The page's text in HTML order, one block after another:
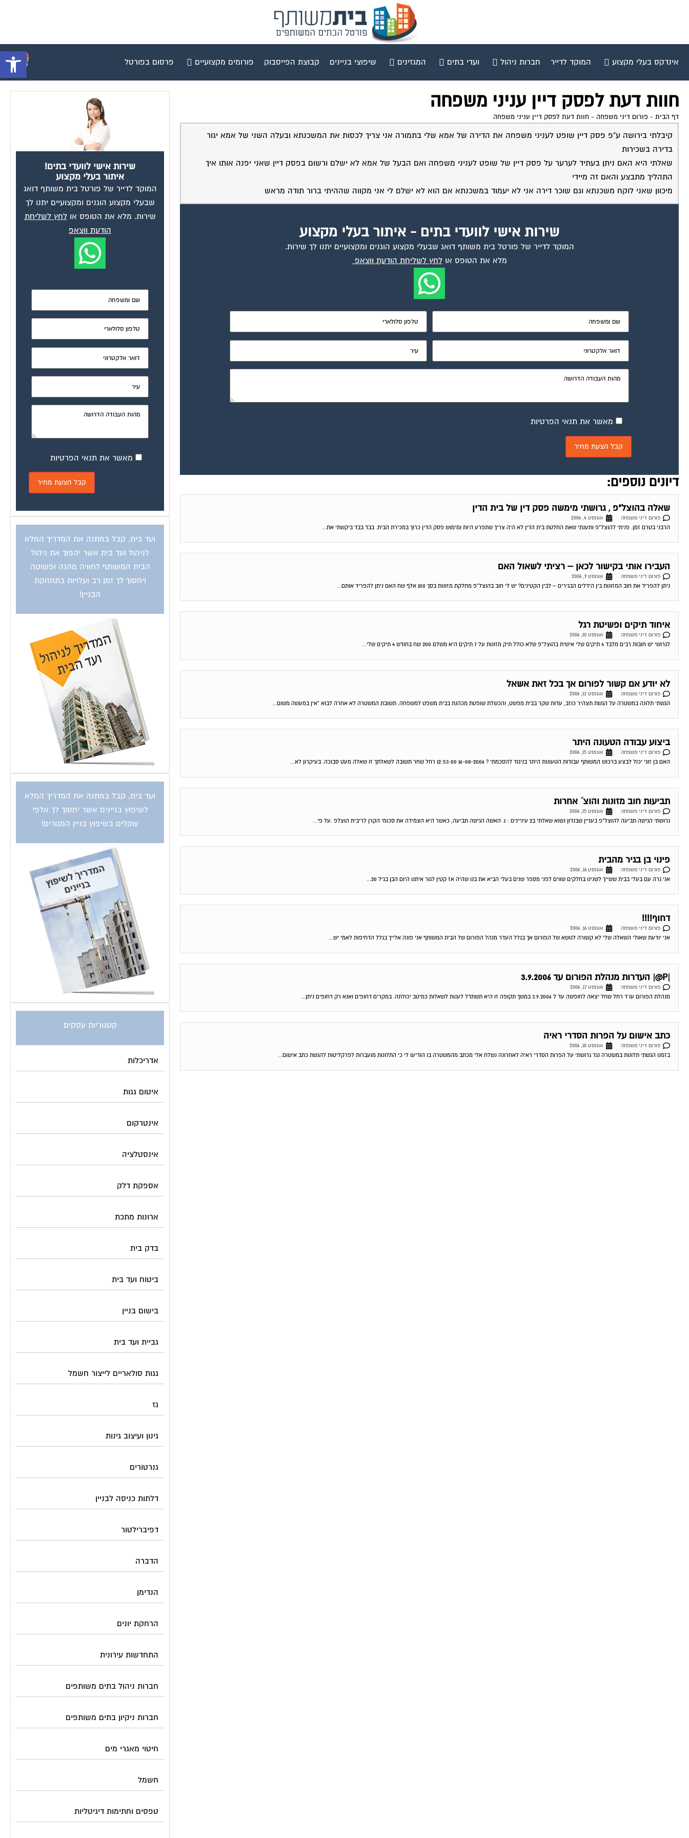
פתח אינדקס בעלי מקצוע המוקד לדייר חברות ניהול ועדי בתים המגזינים שיפוצי בניינים קבוצת הפייסבוק פורומים מקצועיים פרסום בפורטל
חוות דעת לפסק דיין עניני משפחה
דף הבית - פורום דיני משפחה - חוות דעת לפסק דיין עניני משפחה
קיבלתי בירושה ע"פ פסק דיין שופט לעניני משפחה את הדירה של אמא שלי בתמורה אני צריך לכסות את המשכנתא ובעלה השני של אמא יגור
בדירה בשכירות
שאלתי היא האם ניתן בעתיד לערער על פסק דיין של שופט לעניני משפחה ואם הבעל של אמא לא ישלם ורשום בפסק דיין שאני יפנה אותו איך
התהליך מתבצע והאם זה מיידי
מיכוון שאני לוקח משכנתא וגם שוכר דירה אני לא יעמוד במשכנתא אם הוא לא ישלם לי אני מקווה שההיתי ברור תודה מראש
שירות אישי לוועדי בתים - איתור בעלי מקצוע
המוקד לדייר של פורטל בית משותף דואג שבעלי מקצוע הוגנים ומקצועיים יתנו לך שירות.
מלא את הטופס אולחץ לשליחת הודעת ווצאפ
מאשר את תנאי הפרטיות
דיונים נוספים:
שאלה בהוצל"פ , גרושתי מימשה פסק דין של בית הדין
פורום דיני משפחה
אוגוסט 4, 2006
הרבני בטרם זמן. פניתי להוצל"פ ותענתי שאת החלטת בית הדין לא היה צריך שתפרע היות ומימוש פסק הדין כרוך במכירת הבית. בבד בבד ביקשתי את...
העבירו אותי בקישור לכאן – רציתי לשאול האם
פורום דיני משפחה
אוגוסט 9, 2006
ניתן להפריד את חוב המזונות בין הידלים הבגירים – לבין הקטינים? יש לי חוב בהוצל"פ מחלקת מזונות בסך 100 אלף שח האם ניתן להפריד אותם...
איחוד תיקים ופשיטת רגל
פורום דיני משפחה
אוגוסט 10, 2006
לגרושי יש חובות רבים מלבד 4 תיקים שלי אישית בהוצל"פ שלא כולל תיק מזונות על 7 תיקים היא משלם 200 שח בחודש 4 תיקים שלי...
לא יודע אם קשור לפורום אך בכל זאת אשאל
פורום דיני משפחה
אוגוסט 13, 2006
הגשתי תלונה במשטרה על הגשת תצהיר כוזב, עדות שקר בבית מפשט, והכשלת שופטת מכהנת בבית משפט למשפחה. תשובת המשטרה לא אחרה לבוא "אין במעשה משום...
ביצוע עבודה הטעונה היתר
פורום דיני משפחה
אוגוסט 15, 2006
האם בן זוגי יכול לבצע ברכוש המשותף עבודות הטעונות היתר בניגוד להסכמתי ? 16-08-2006 12:53:00 רחל שחר תשובה לשאלתך זו שאלה מעט סבוכה. בעיקרון לא...
תביעות חוב מזונות והוצ´ אחרות
פורום דיני משפחה
אוגוסט 15, 2006
גרושתי הגישה תביעה להוצל"פ בעניין שבנדון נשוא שאלתי ב2 עיניינים : 1. האשה הגישה תביעה, כאשר היא הצמידה את סכומי הקרן לריבית הוצלפ .על פי...
פינוי בן בגיר מהבית
פורום דיני משפחה
אוגוסט 16, 2006
אני גרה עם בעלי בבית ששייך לשנינו בחלקים שווים לפני מספר שנים בעלי הביא את בנו שהיה אז קטין לגור איתנו היום הבן בגיל 20...
דחוף!!!!
פורום דיני משפחה
אוגוסט 16, 2006
אני יודעת שאולי השאלה שלי לא קשורה לנושא של הפורום אך בגלל העדר מנהל הפורום של הבית המשותף אני פונה אלייך בגלל הדחיפות לאמי יש...
|P@| העדרות מנהלת הפורום עד 3.9.2006
פורום דיני משפחה
אוגוסט 17, 2006
מנהלת הפורום עו´ד רחל שחל יצאה לחופשה עד ל 3.9.2006 במשך תקופה זו היא תשתדל לענות לשאלות כמיטב יכולתה. במקרים דחופים ואנא רק דחופים ניתן...
כתב אישום על הפרות הסדרי ראיה
פורום דיני משפחה
אוגוסט 18, 2006
בזמנו הגשתי תלונות במשטרה נגד גרושתי על הפרות הסדרי ראיה לאחרונה נשלח אלי מכתב מהמשטרה בו הודיעו לי כי התלונות מועברות לפרקליטות להגשת כתב אישום...
שירות אישי לוועדי בתים!
איתור בעלי מקצוע
המוקד לדייר של פורטל בית משותף דואג
שבעלי מקצוע הוגנים ומקצועיים יתנו לך
שירות. מלא את הטופס אולחץ לשליחת
הודעת ווצאפ
מאשר את תנאי הפרטיות
ועד בית, קבל במתנה את המדריך המלא
לניהול ועד בית אשר יהפוך את ניהול
הבית המשותף לחוויה מהנה ופשוטה
ויחסוך לך זמן רב ועלויות בתחזוקת
הבניין!
ועד בית, קבל במתנה את המדריך המלא
לשיפוץ בניינים אשר יחסוך לך אלפי
שקלים בשיפוץ בניין המגורים!
קטגוריות עסקים
אדריכלות
איטום גגות
אינטרקום
אינסטלציה
אספקת דלק
ארונות מתכת
בדק בית
ביטוח ועד בית
בישום בניין
גביית ועד בית
גגות סולאריים לייצור חשמל
גז
גינון ועיצוב גינות
גנרטורים
דלתות כניסה לבניין
דפיברילטור
הדברה
הנדימן
הרחקת יונים
התחדשות עירונית
חברות ניהול בתים משותפים
חברות ניקיון בתים משותפים
חיטוי מאגרי מים
חשמל
טפסים וחתימות דיגיטליות